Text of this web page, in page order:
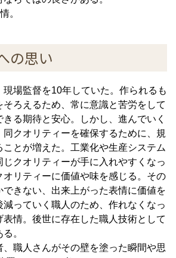
。
の思い
場監督を10年していた。作られるも
ろえるため、常に意識と苦労をして
る期待と安心。しかし、進んでいく
クオリティーを確保するために、規
とが増えた。工業化や生産システム
クオリティーが手に入れやすくなっ
オリティーに価値や味を感じる。その
きない、出来上がった表情に価値を
っていく職人のため、作れなくなっ
情。後世に存在した職人技術として
。
、職人さんがその壁を塗った瞬間や思